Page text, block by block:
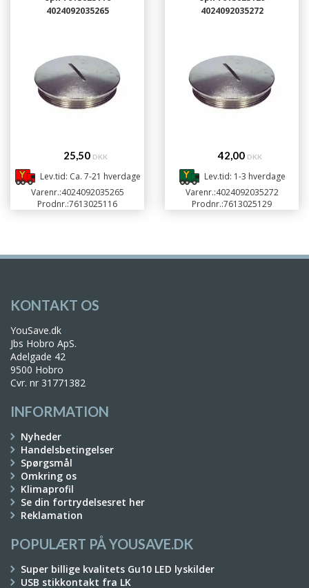
4024092035265
25,50 DKK
Lev.tid: Ca. 7-21 hverdage
Varenr.:4024092035265
Prodnr.:7613025116
4024092035272
42,00 DKK
Lev.tid: 1-3 hverdage
Varenr.:4024092035272
Prodnr.:7613025129
KONTAKT OS
YouSave.dk
Jbs Hobro ApS.
Adelgade 42
9500 Hobro
Cvr. nr 31771382
INFORMATION
Nyheder
Handelsbetingelser
Spørgsmål
Omkring os
Klimaprofil
Se din fortrydelsesret her
Reklamation
POPULÆRT PÅ YOUSAVE.DK
Super billige kvalitets Gu10 LED lyskilder
USB stikkontakt fra LK